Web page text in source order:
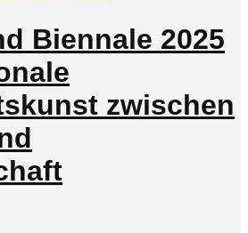
Biennale 2025
zwischen